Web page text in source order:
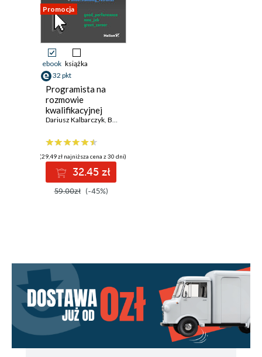
Promocja
ebook książka
32 pkt
Programista na
rozmowie
kwalifikacyjnej
Dariusz Kalbarczyk, Bartłomiej Narożnik
(29,49 zł najniższa cena z 30 dni)
32.45 zł
59.00zł (-45%)